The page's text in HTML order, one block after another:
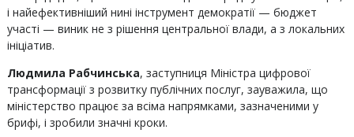
і найефективніший нині інструмент демократії — бюджет
участі — виник не з рішення центральної влади, а з локальних
ініціатив.
Людмила Рабчинська, заступниця Міністра цифрової
трансформації з розвитку публічних послуг, зауважила, що
міністерство працює за всіма напрямками, зазначеними у
брифі, і зробили значні кроки.